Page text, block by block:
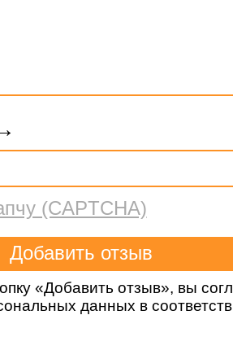
(CAPTCHA)
«Добавить отзыв», вы
данных в